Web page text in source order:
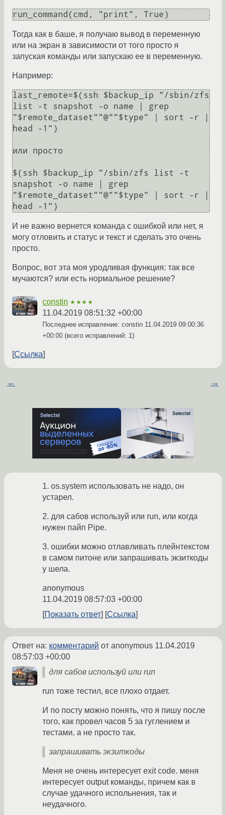
Тогда как в баше, я получаю вывод в переменную
или на экран в зависимости от того просто я
запуская команды или запускаю ее в переменную.
Например:
last_remote=$(ssh $backup_ip "/sbin/zfs
list -t snapshot -o name | grep
"$remote_dataset""@""$type" | sort -r |
head -1")
или просто
$(ssh $backup_ip "/sbin/zfs list -t
snapshot -o name | grep
"$remote_dataset""@""$type" | sort -r |
И не важно вернется команда с ошибкой или нет, я
могу отловить и статус и текст и сделать это очень
просто.
Вопрос, вот эта моя уродливая функция: так все
мучаются? или есть нормальное решение?
constin ★★★★
11.04.2019 08:51:32 +00:00
Последнее исправление: constin 11.04.2019 09:00:36
+00:00 (всего исправлений: 1)
Ссылка
← →
1. os.system использовать не надо, он
устарел.
2. для сабов используй или run, или когда
нужен пайп Pipe.
3. ошибки можно отлавливать плейнтекстом
в самом питоне или запрашивать экзиткоды
у шела.
anonymous
11.04.2019 08:57:03 +00:00
Показать ответ
Ссылка
Ответ на: комментарий от anonymous 11.04.2019
08:57:03 +00:00
для сабов используй или run
run тоже тестил, все плохо отдает.
И по посту можно понять, что я пишу после
того, как провел часов 5 за гуглением и
тестами, а не просто так.
запрашивать экзиткоды
Меня не очень интересует exit code. меня
интересует output команды, причем как в
случае удачного испольнения, так и
неудачного.